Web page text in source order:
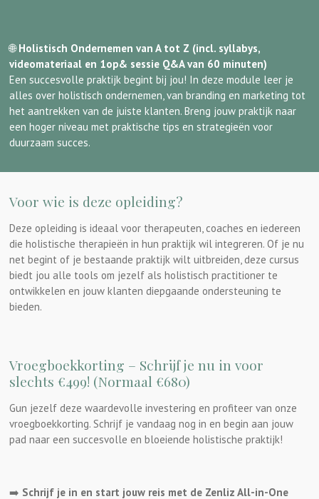
🌐Holistisch Ondernemen van A tot Z (incl. syllabys,
videomateriaal en 1op& sessie Q&A van 60 minuten)
Een succesvolle praktijk begint bij jou! In deze module leer je
alles over holistisch ondernemen, van branding en marketing tot
het aantrekken van de juiste klanten. Breng jouw praktijk naar
een hoger niveau met praktische tips en strategieën voor
duurzaam succes.
Voor wie is deze opleiding?
Deze opleiding is ideaal voor therapeuten, coaches en iedereen
die holistische therapieën in hun praktijk wil integreren. Of je nu
net begint of je bestaande praktijk wilt uitbreiden, deze cursus
biedt jou alle tools om jezelf als holistisch practitioner te
ontwikkelen en jouw klanten diepgaande ondersteuning te
bieden.
Vroegboekkorting – Schrijf je nu in voor
slechts €499! (Normaal €680)
Gun jezelf deze waardevolle investering en profiteer van onze
vroegboekkorting. Schrijf je vandaag nog in en begin aan jouw
pad naar een succesvolle en bloeiende holistische praktijk!
➡️ Schrijf je in en start jouw reis met de Zenliz All-in-One